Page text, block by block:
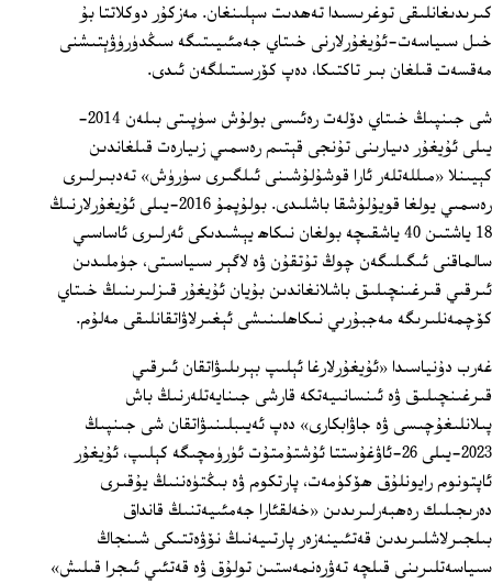
كىرىدىغانلىقى توغرىسىدا تەھدىت سېلىنغان. مەزكۇر دوكلاتتا بۇ
خىل سىياسەت-ئۇيغۇرلارنى خىتاي جەمئىيىتىگە سىڭدۈرۈۋېتىشنى
مەقسەت قىلغان بىر تاكتىكا، دەپ كۆرسىتىلگەن ئىدى.
شى جىنپىڭ خىتاي دۆلەت رەئىسى بولۇش سۈپىتى بىلەن 2014-
يىلى ئۇيغۇر دىيارىنى تۇنجى قېتىم رەسمىي زىيارەت قىلغاندىن
كېيىنلا «مىللەتلەر ئارا قوشۇلۇشىنى ئىلگىرى سۈرۈش» تەدبىرلىرى
رەسمىي يولغا قويۇلۇشقا باشلىدى. بولۇپمۇ 2016-يىلى ئۇيغۇرلارنىڭ
18 ياشتىن 40 ياشقىچە بولغان نىكاھ يېشىدىكى ئەرلىرى ئاساسىي
سالماقنى ئىگىلىگەن چوڭ تۇتقۇن ۋە لاگېر سىياسىتى، جۈملىدىن
ئىرقىي قىرغىنچىلىق باشلانغاندىن بۇيان ئۇيغۇر قىزلىرىنىڭ خىتاي
كۆچمەنلىرىگە مەجبۇرىي نىكاھلىنىشى ئېغىرلاۋاتقانلىقى مەلۇم.
غەرب دۇنياسىدا «ئۇيغۇرلارغا ئېلىپ بېرىلىۋاتقان ئىرقىي
قىرغىنچىلىق ۋە ئىنسانىيەتكە قارشى جىنايەتلەرنىڭ باش
پىلانلىغۇچىسى ۋە جاۋابكارى» دەپ ئەيىبلىنىۋاتقان شى جىنپىڭ
2023-يىلى 26-ئاۋغۇستتا ئۇشتۇمتۇت ئۈرۈمچىگە كېلىپ، ئۇيغۇر
ئاپتونوم رايونلۇق ھۆكۈمەت، پارتكوم ۋە بىڭتۈەننىڭ يۇقىرى
دەرىجىلىك رەھبەرلىرىدىن «خەلقئارا جەمئىيەتنىڭ قانداق
بىلجىرلاشلىرىدىن قەتئىينەزەر پارتىيەنىڭ نۆۋەتتىكى شىنجاڭ
سىياسەتلىرىنى قىلچە تەۋرەنمەستىن تولۇق ۋە قەتئىي ئىجرا قىلىش»